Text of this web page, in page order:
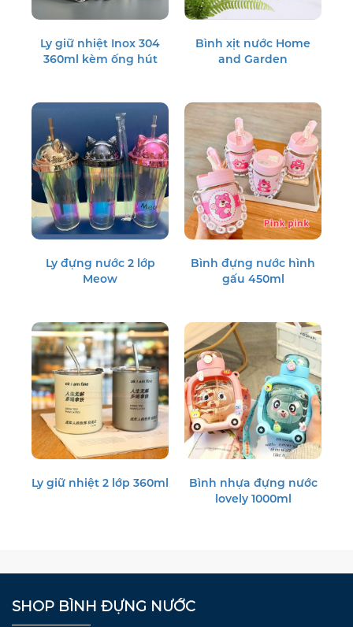
Ly giữ nhiệt Inox 304
360ml kèm ống hút
Bình xịt nước Home
and Garden
Ly đựng nước 2 lớp
Meow
Bình đựng nước hình
gấu 450ml
Ly giữ nhiệt 2 lớp 360ml
Bình nhựa đựng nước
lovely 1000ml
SHOP BÌNH ĐỰNG NƯỚC